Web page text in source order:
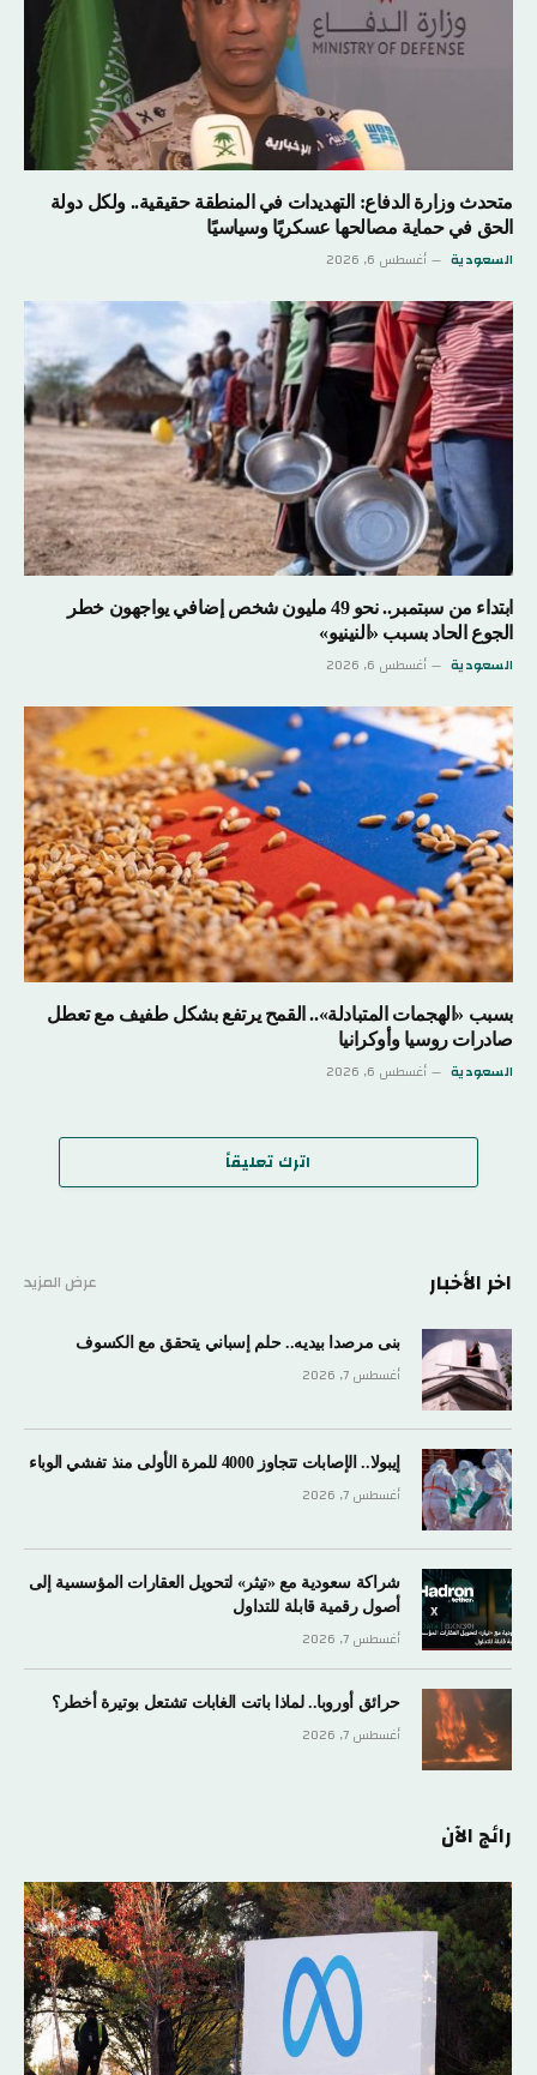
متحدث وزارة الدفاع: التهديدات في المنطقة حقيقية.. ولكل دولة
الحق في حماية مصالحها عسكريًا وسياسيًا
السعودية أغسطس 6, 2026
ابتداء من سبتمبر.. نحو 49 مليون شخص إضافي يواجهون خطر
الجوع الحاد بسبب «النينيو»
السعودية أغسطس 6, 2026
بسبب «الهجمات المتبادلة».. القمح يرتفع بشكل طفيف مع تعطل
صادرات روسيا وأوكرانيا
السعودية أغسطس 6, 2026
اترك تعليقاً
اخر الأخبار عرض المزيد
بنى مرصدا بيديه.. حلم إسباني يتحقق مع الكسوف
أغسطس 7, 2026
إيبولا.. الإصابات تتجاوز 4000 للمرة الأولى منذ تفشي الوباء
أغسطس 7, 2026
شراكة سعودية مع «تيثر» لتحويل العقارات المؤسسية إلى
أصول رقمية قابلة للتداول
أغسطس 7, 2026
حرائق أوروبا.. لماذا باتت الغابات تشتعل بوتيرة أخطر؟
أغسطس 7, 2026
رائج الآن